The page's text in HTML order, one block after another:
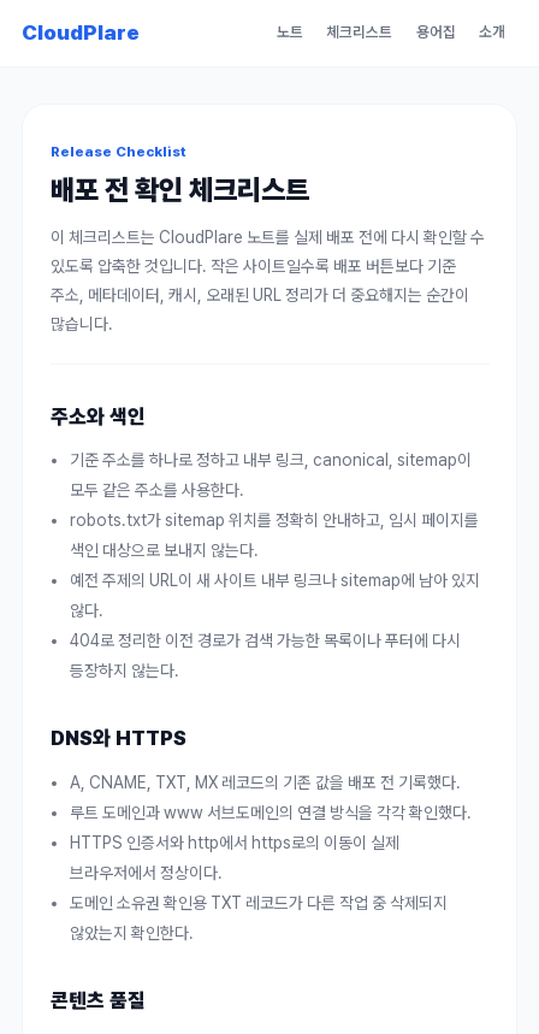
CloudPlare 노트 체크리스트 용어집 소개
Release Checklist
배포 전 확인 체크리스트
이 체크리스트는 CloudPlare 노트를 실제 배포 전에 다시 확인할 수
있도록 압축한 것입니다. 작은 사이트일수록 배포 버튼보다 기준
주소, 메타데이터, 캐시, 오래된 URL 정리가 더 중요해지는 순간이
많습니다.
주소와 색인
기준 주소를 하나로 정하고 내부 링크, canonical, sitemap이
모두 같은 주소를 사용한다.
robots.txt가 sitemap 위치를 정확히 안내하고, 임시 페이지를
색인 대상으로 보내지 않는다.
예전 주제의 URL이 새 사이트 내부 링크나 sitemap에 남아 있지
않다.
404로 정리한 이전 경로가 검색 가능한 목록이나 푸터에 다시
등장하지 않는다.
DNS와 HTTPS
A, CNAME, TXT, MX 레코드의 기존 값을 배포 전 기록했다.
루트 도메인과 www 서브도메인의 연결 방식을 각각 확인했다.
HTTPS 인증서와 http에서 https로의 이동이 실제
브라우저에서 정상이다.
도메인 소유권 확인용 TXT 레코드가 다른 작업 중 삭제되지
않았는지 확인한다.
콘텐츠 품질